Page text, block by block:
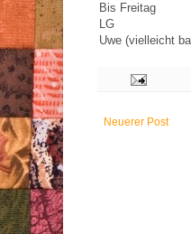
Bis Freitag
LG
Uwe (vielleicht
Neuerer Post